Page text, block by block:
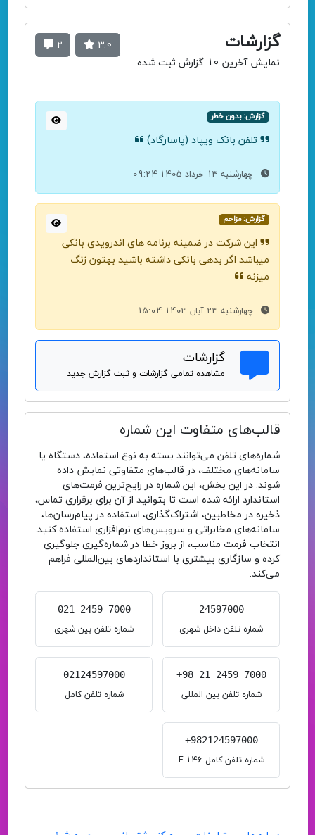
2 3.0 گزارشات
نمایش آخرین 10 گزارش ثبت شده
گزارش: بدون خطر
تلفن بانک ویپاد (پاسارگاد)
چهارشنبه 13 خرداد 1405 09:24
گزارش: مزاحم
این شرکت در ضمینه برنامه های اندرویدی بانکی
میباشد اگر بدهی بانکی داشته باشید بهتون زنگ
میزنه
چهارشنبه 23 آبان 1403 15:04
گزارشات
مشاهده تمامی گزارشات و ثبت گزارش جدید
قالب‌های متفاوت این شماره
شماره‌های تلفن می‌توانند بسته به نوع استفاده، دستگاه یا
سامانه‌های مختلف، در قالب‌های متفاوتی نمایش داده
شوند. در این بخش، این شماره در رایج‌ترین فرمت‌های
استاندارد ارائه شده است تا بتوانید از آن برای برقراری تماس،
ذخیره در مخاطبین، اشتراک‌گذاری، استفاده در پیام‌رسان‌ها،
سامانه‌های مخابراتی و سرویس‌های نرم‌افزاری استفاده کنید.
انتخاب فرمت مناسب، از بروز خطا در شماره‌گیری جلوگیری
کرده و سازگاری بیشتری با استانداردهای بین‌المللی فراهم
می‌کند.
24597000
شماره تلفن داخل شهری
021 2459 7000
شماره تلفن بین شهری
+98 21 2459 7000
شماره تلفن بین المللی
02124597000
شماره تلفن کامل
+982124597000
شماره تلفن کامل E.146